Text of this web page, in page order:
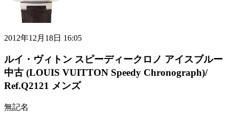
2012年12月18日 16:05
ルイ・ヴィトン スピーディークロノ アイスブルー
中古 (LOUIS VUITTON Speedy Chronograph)/
Ref.Q2121 メンズ
無記名